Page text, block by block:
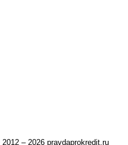
– 2026 pravdaprokredit.ru